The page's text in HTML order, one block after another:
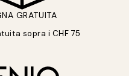
GRATUITA
sopra i CHF 75